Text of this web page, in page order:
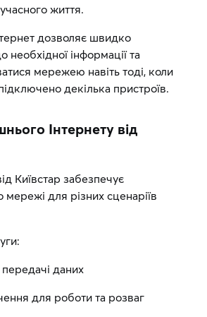
життя.
дозволяє швидко
необхідної інформації та
мережею навіть тоді, коли
декілька пристроїв.
Інтернету від
Київстар забезпечує
мережі для різних сценаріїв
даних
для роботи та розваг